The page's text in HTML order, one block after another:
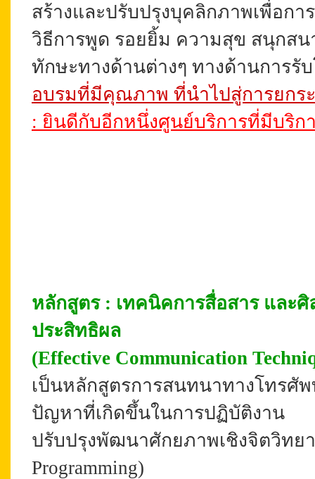
สร้างและปรับปรุงบุคลิกภาพเพื่อก
วิธีการพูด รอยยิ้ม ความสุข สนุกส
ทักษะทางด้านต่างๆ ทางด้านการ
อบรมที่มีคุณภาพ ที่นำไปสู่การยกระ
: ยินดีกับอีกหนึ่งศูนย์บริการที่มีบริ
หลักสูตร : เทคนิคการสื่อสาร และ
ประสิทธิผล
(Effective Communication
เป็นหลักสูตรการสนทนาทางโทรศั
ปัญหาที่เกิดขึ้นในการปฏิบัติงาน
ปรับปรุงพัฒนาศักยภาพเชิงจิตวิทยา
Programming)